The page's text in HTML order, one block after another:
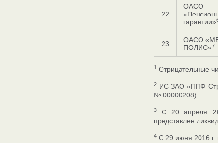
22
ОАСО
гарантии»
23
ОАСО
ПОЛИС»7
1 Отрицательные
2 ИС ЗАО «ППФ
№ 00000208)
3
С 20 апреля
представлен
4 С 29 июня 2016 г.